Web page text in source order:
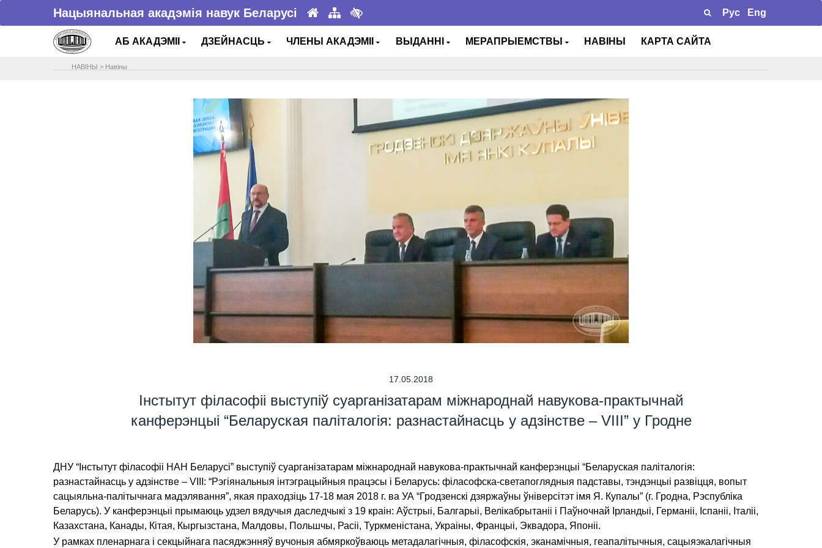
Нацыянальная акадэмія навук Беларусі Рус Eng
АБ АКАДЭМІІ ДЗЕЙНАСЦЬ ЧЛЕНЫ АКАДЭМІІ ВЫДАННІ МЕРАПРЫЕМСТВЫ НАВІНЫ КАРТА САЙТА
НАВIНЫ > Навіны
17.05.2018
Інстытут філасофіі выступіў суарганізатарам міжнароднай навукова-практычнай
канферэнцыі “Беларуская паліталогія: разнастайнасць у адзінстве – VIII” у Гродне
ДНУ “Інстытут філасофіі НАН Беларусі” выступіў суарганізатарам міжнароднай навукова-практычнай канферэнцыі “Беларуская паліталогія:
разнастайнасць у адзінстве – VIII: “Рэгіянальныя інтэграцыйныя працэсы і Беларусь: філасофска-светапоглядныя падставы, тэндэнцыі развіцця, вопыт
сацыяльна-палітычнага мадэлявання”, якая праходзіць 17-18 мая 2018 г. ва УА “Гродзенскі дзяржаўны ўніверсітэт імя Я. Купалы” (г. Гродна, Рэспубліка
Беларусь). У канферэнцыі прымаюць удзел вядучыя даследчыкі з 19 краін: Аўстрыі, Балгарыі, Велікабрытаніі і Паўночнай Ірландыі, Германіі, Іспаніі, Італіі,
Казахстана, Канады, Кітая, Кыргызстана, Малдовы, Польшчы, Расіі, Туркменістана, Украіны, Францыі, Эквадора, Японіі.
У рамках пленарнага і секцыйнага пасяджэнняў вучоныя абмяркоўваюць метадалагічныя, філасофскія, эканамічныя, геапалітычныя, сацыяэкалагічныя